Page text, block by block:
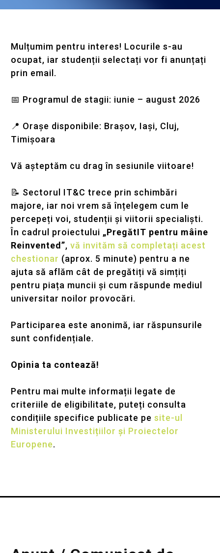
Mulțumim pentru interes! Locurile s-au
ocupat, iar studenții selectați vor fi anunțați
prin email.
📅 Programul de stagii: iunie – august 2026
📍 Orașe disponibile: Brașov, Iași, Cluj,
Timișoara
Vă așteptăm cu drag în sesiunile viitoare!
📝 Sectorul IT&C trece prin schimbări
majore, iar noi vrem să înțelegem cum le
percepeți voi, studenții și viitorii specialiști.
În cadrul proiectului „PregătIT pentru mâine
Reinvented”,vă invităm să completați acest
chestionar (aprox. 5 minute) pentru a ne
ajuta să aflăm cât de pregătiți vă simțiți
pentru piața muncii și cum răspunde mediul
universitar noilor provocări.
Participarea este anonimă, iar răspunsurile
sunt confidențiale.
Opinia ta contează!
Pentru mai multe informații legate de
criteriile de eligibilitate, puteți consulta
condițiile specifice publicate pesite-ul
Ministerului Investițiilorși Proiectelor
Europene.